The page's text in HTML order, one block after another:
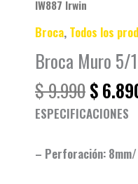
IW887 Irwin
Broca, Todos los
Broca Muro 5/
$9.990$
ESPECIFICACIONES
– Perforación:
Irwin
cantidad